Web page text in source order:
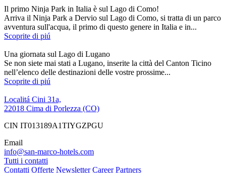
Il primo Ninja Park in Italia è sul Lago di Como!
Arriva il Ninja Park a Dervio sul Lago di Como, si tratta di un parco
avventura sull'acqua, il primo di questo genere in Italia e in...
Scoprite di piú
Una giornata sul Lago di Lugano
Se non siete mai stati a Lugano, inserite la città del Canton Ticino
nell’elenco delle destinazioni delle vostre prossime...
Scoprite di piú
Localitá Cini 31a,
22018 Cima di Porlezza (CO)
CIN IT013189A1TIYGZPGU
Email
info@san-marco-hotels.com
Tutti i contatti
Contatti Offerte Newsletter Career Partners